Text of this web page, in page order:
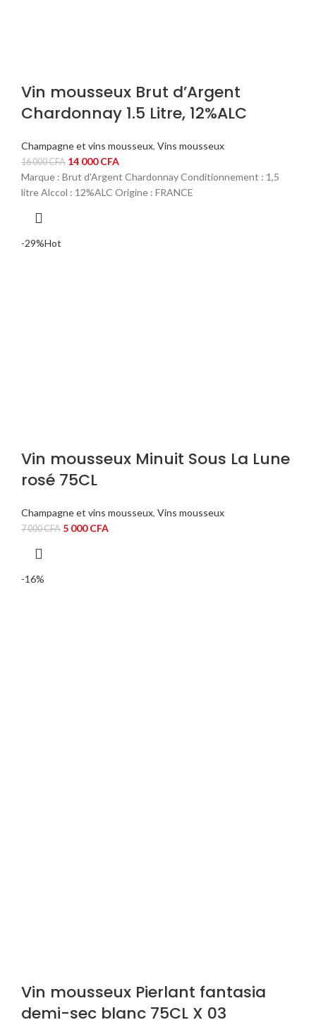
Vin mousseux Brut d’Argent
Chardonnay 1.5 Litre, 12%ALC
Champagne et vins mousseux, Vins mousseux
16 000CFA Le
prix
initial
14 000CFALe
prix
actuel
Marque : Brut d'Argent Chardonnay Conditionnement : 1,5
litre Alccol : 12%ALC Origine : FRANCE
-29%Hot
Vin mousseux Minuit Sous La Lune
rosé 75CL
Champagne et vins mousseux, Vins mousseux
7 000CFA Le
5 000CFALe
-16%
Vin mousseux Pierlant fantasia
demi-sec blanc 75CL X 03